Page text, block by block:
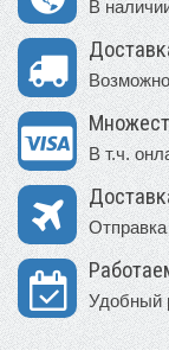
В
В т.ч.
Удобный